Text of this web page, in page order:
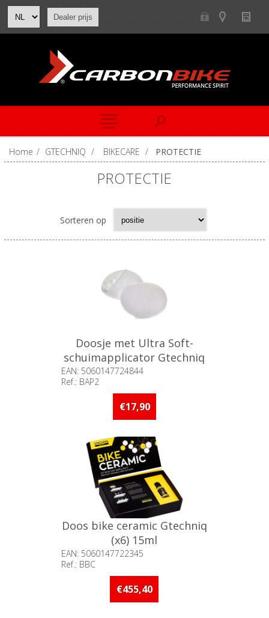
Dealer prijs
Home / GTECHNIQ / BIKECARE / PROTECTIE
PROTECTIE
Sorteren op
Doosje met Ultra Soft-
schuimapplicator Gtechniq
(x10)
EAN: 5060147724844
Ref.: BAP2
Beschikbaarheid:: Minder dan 5
stuks op voorraad
€17,90
Doos bike ceramic Gtechniq
(x6) 15ml
EAN: 5060147722345
Ref.: BBC
Beschikbaarheid:: 5 stuks of
meer op voorraad
€455,40